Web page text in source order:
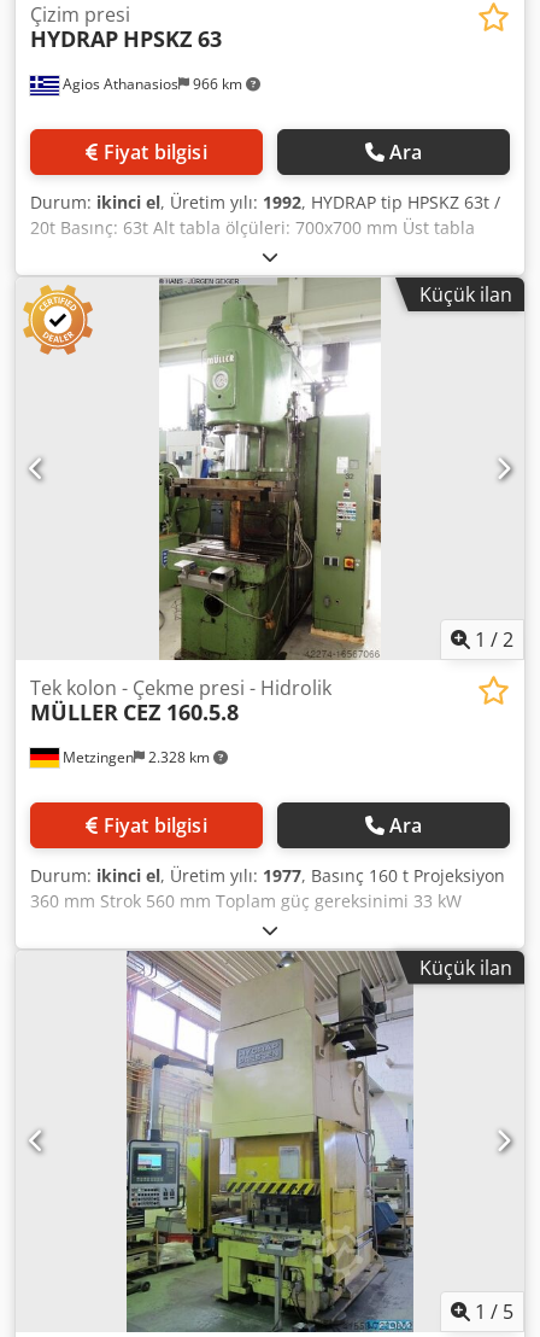
Agios Athanasios 966 km
Çizim presi
HYDRAP HPSKZ 63
Fiyat bilgisi Ara
Durum: ikinci el, Üretim yılı: 1992, HYDRAP tip HPSKZ 63t /
20t Basınç: 63t Alt tabla ölçüleri: 700x700 mm Üst tabla
ölçüleri: 600x600 mm Dodjw Slnispfx Ahueck Vuruş
uzunluğu: 600 mm Açıklık: 800 mm Yastık: 20t
Küçük ilan
1 /2
Metzingen 2.328 km
Tek kolon - Çekme presi - Hidrolik
MÜLLER CEZ 160.5.8
Fiyat bilgisi Ara
Durum: ikinci el, Üretim yılı: 1977, Basınç 160 t Projeksiyon
360 mm Strok 560 mm Toplam güç gereksinimi 33 kW
Makine ağırlığı yaklaşık 6000 kg Alan gereksinimi yaklaşık
2000x2400x3650 mm F R I T Z M Ü L L E R Hidrolik tek
kolonlu çekme presi Tip CEZ 160.5.8 Yapım yılı 1977 / 2004
Ser. no. 856597 _____ Üst pistonun basınç kapasitesi 160
ton Dönüşte basınç kapasitesi 16 ton Çekme yastığının
basınç kapasitesi yaklaşık 40 ton Piston alanı yaklaşık 800 x
600 mm Masa boyutu yaklaşık 900 x 720 mm Masa deliği
160 mm Dodpjt Hw E Isfx Ahuock Montaj yüksekliği maks.
700 mm Projeksiyon 360 mm Tablanın yerden yüksekliği
900 mm Takım tutucu için pistondaki delik 50 mm Üst
pistonun stroku yaklaşık 560 mm Çekme yastığının stroku
yaklaşık 200 mm Toplam tahrik yaklaşık 30/33 kW - 400 V -
50 Hz Ağırlık yaklaşık 6.000 kg Makinenin dış boyutları
LxDxYükseklik 2000 x 2400 x 3.650 mm Aksesuarlar / özel
ekipman: - Ayarlanabilir masa içine yerleştirilmiş hidrolik
çekme yastığı strok uzunluğu için kam çubuğu - Üst
pistonun strok ayarı için yanal olarak monte edilmiş kam
Küçük ilan
1 / 5